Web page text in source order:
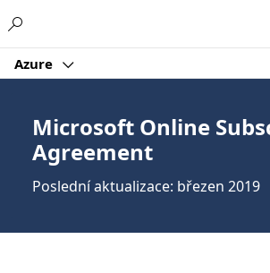
Azure
Microsoft Online
Agreement
Poslední aktualizace: březen 2019